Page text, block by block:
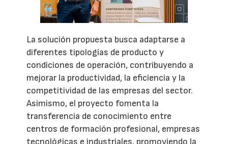
La solución propuesta busca adaptarse a
diferentes tipologías de producto y
condiciones de operación, contribuyendo a
mejorar la productividad, la eficiencia y la
competitividad de las empresas del sector.
Asimismo, el proyecto fomenta la
transferencia de conocimiento entre
centros de formación profesional, empresas
tecnológicas e industriales, promoviendo la